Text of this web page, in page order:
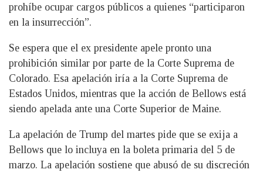
prohíbe ocupar cargos públicos a quienes “participaron
en la insurrección”.
Se espera que el ex presidente apele pronto una
prohibición similar por parte de la Corte Suprema de
Colorado. Esa apelación iría a la Corte Suprema de
Estados Unidos, mientras que la acción de Bellows está
siendo apelada ante una Corte Superior de Maine.
La apelación de Trump del martes pide que se exija a
Bellows que lo incluya en la boleta primaria del 5 de
marzo. La apelación sostiene que abusó de su discreción